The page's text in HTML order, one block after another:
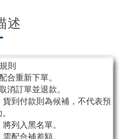
述
則
合重新下單。
消訂單並退款。
到付款則為候補，不代表預
列入黑名單。
配合補差額。